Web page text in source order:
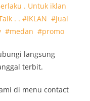
langsung
terbit.
di menu contact